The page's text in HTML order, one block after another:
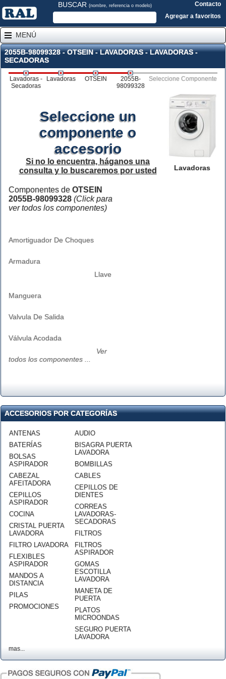
BUSCAR (nombre, referencia o modelo)
Contacto
Agregar a favoritos
MENÚ
2055B-98099328 - OTSEIN - LAVADORAS - LAVADORAS -
SECADORAS
Lavadoras -
Secadoras
Lavadoras OTSEIN
2055B-
98099328
Seleccione Componente
Lavadoras
Seleccione un
componente o
accesorio
Si no lo encuentra, háganos una
consulta y lo buscaremos por usted
Componentes de OTSEIN
2055B-98099328 (Click para
ver todos los componentes)
Amortiguador De Choques
Armadura
Llave
Manguera
Valvula De Salida
Válvula Acodada
Ver
todos los componentes ...
ACCESORIOS POR CATEGORÍAS
ANTENAS
BATERÍAS
BOLSAS
ASPIRADOR
CABEZAL
AFEITADORA
CEPILLOS
ASPIRADOR
COCINA
CRISTAL PUERTA
LAVADORA
FILTRO LAVADORA
FLEXIBLES
ASPIRADOR
MANDOS A
DISTANCIA
PILAS
PROMOCIONES
AUDIO
BISAGRA PUERTA
LAVADORA
BOMBILLAS
CABLES
CEPILLOS DE
DIENTES
CORREAS
LAVADORAS-
SECADORAS
FILTROS
FILTROS
ASPIRADOR
GOMAS
ESCOTILLA
LAVADORA
MANETA DE
PUERTA
PLATOS
MICROONDAS
SEGURO PUERTA
LAVADORA
mas...